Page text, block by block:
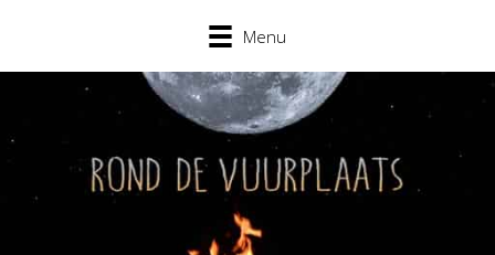
Menu